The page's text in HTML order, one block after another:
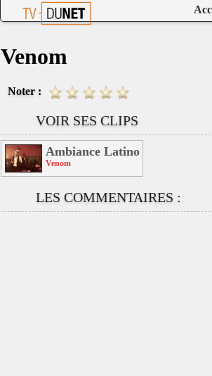
Venom
Noter :
VOIR SES CLIPS
Ambiance Latino (Feat Matt
Venom
LES COMMENTAIRES :